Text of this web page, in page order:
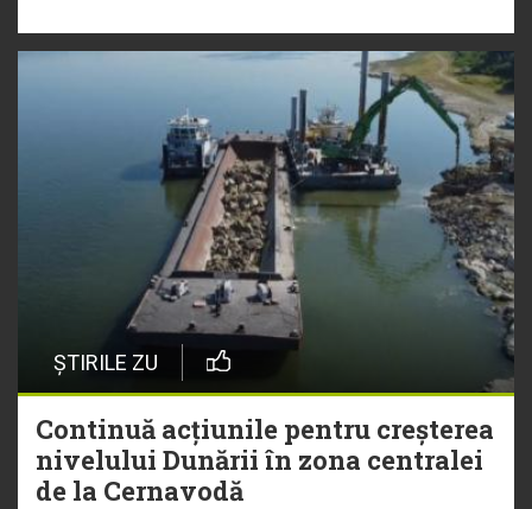
ȘTIRILE ZU
Continuă acțiunile pentru creșterea
nivelului Dunării în zona centralei
de la Cernavodă